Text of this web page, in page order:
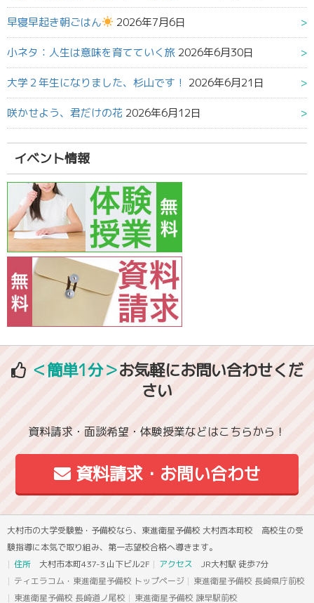
早寝早起き朝ごはん 2026年7月6日
小ネタ：人生は意味を育てていく旅 2026年6月30日
大学２年生になりました、杉山です！ 2026年6月21日
咲かせよう、君だけの花 2026年6月12日
イベント情報
＜簡単1分＞お気軽にお問い合わせくだ
さい
資料請求・面談希望・体験授業などはこちらから！
資料請求・お問い合わせ
大村市の大学受験塾・予備校なら、東進衛星予備校 大村西本町校 高校生の受
験指導に本気で取り組み、第一志望校合格へ導きます。
住所 大村市本町437-3 山下ビル2F アクセス JR大村駅 徒歩7分
ティエラコム・東進衛星予備校 トップページ
東進衛星予備校 長崎県庁前校
東進衛星予備校 長崎道ノ尾校
東進衛星予備校 諫早駅前校